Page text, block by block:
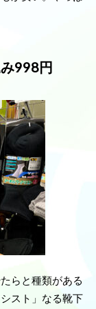
998円
らと種類がある
スト」なる靴下